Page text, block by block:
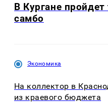
В Кургане
самбо
Экономика
На коллектор в
из краевого бюджета